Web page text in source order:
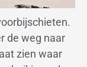
de weg naar
zien waar